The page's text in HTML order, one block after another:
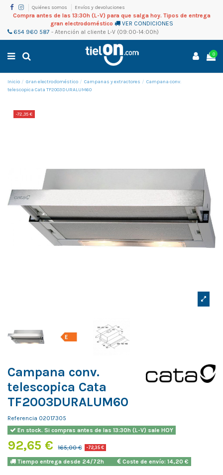
Quiénes somos Envíos y devoluciones
Compra antes de las 13:30h (L-V) para que salga hoy. Tipos de entrega
gran electrodoméstico
VER CONDICIONES
654 960 587 - Atención al cliente L-V (09:00-14:00h)
0
Inicio Gran electrodoméstico Campanas y extractores
Campana conv.
telescopica Cata TF2003DURALUM60
-72,35 €
Campana conv.
telescopica Cata
TF2003DURALUM60
Referencia 02017305
En stock. Si compras antes de las 13:30h (L-V) sale HOY
92,65 € 165,00 € -72,35 €
Tiempo entrega desde 24/72h Coste de envío: 14,20 €